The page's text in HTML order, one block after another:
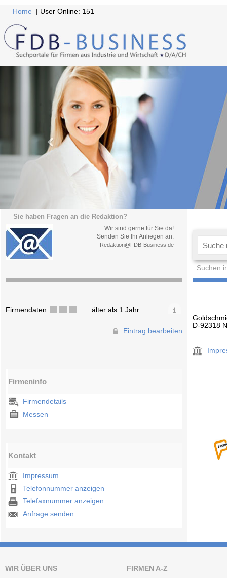
Home | User Online: 151
Sie haben Fragen an die Redaktion?
Wir sind gerne für Sie da!
Senden Sie Ihr Anliegen an:
Redaktion@FDB-Business.de
Suchen
Firmendaten: älter als 1 Jahr
Eintrag bearbeiten
Firmeninfo
Firmendetails
Messen
Kontakt
Impressum
Telefonnummer anzeigen
Telefaxnummer anzeigen
Anfrage senden
D-92318
WIR ÜBER UNS FIRMEN A-Z